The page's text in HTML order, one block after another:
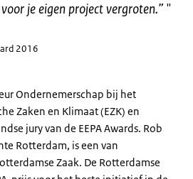
je eigen project vergroten.” "
2016
Ondernemerschap bij het
Zaken en Klimaat (EZK) en
jury van de EEPA Awards. Rob
Rotterdam, is een van
Zaak. De Rotterdamse